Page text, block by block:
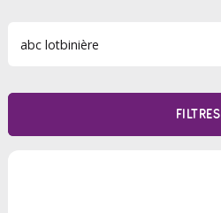
FILTRES